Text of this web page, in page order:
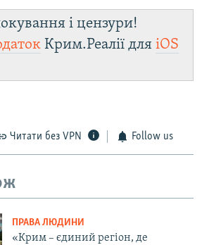
і цензури!
Крим.Реалії для iOS
Читати без VPN Follow us
ПРАВА ЛЮДИНИ
«Крим – єдиний регіон, де